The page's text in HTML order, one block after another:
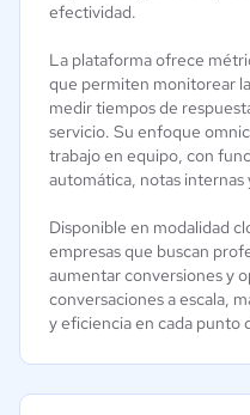
efectividad.
La plataforma ofrece
que permiten monitorear
medir tiempos de
servicio. Su enfoque
trabajo en equipo, con
automática, notas
Disponible en modalidad
empresas que buscan
aumentar conversiones y
conversaciones a escala,
y eficiencia en cada punto